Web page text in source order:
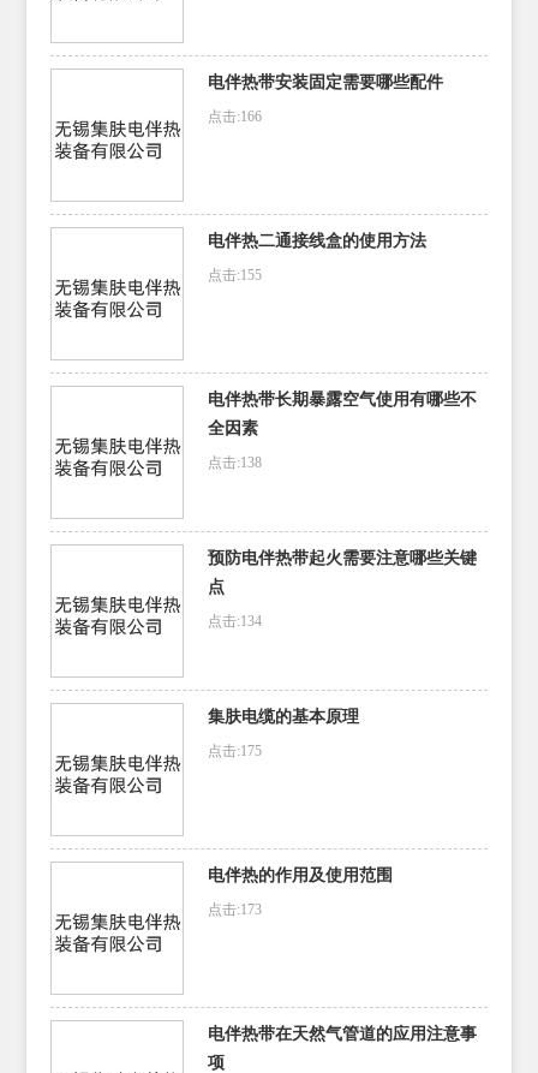
电伴热带安装固定需要哪些配件
点击:166
电伴热二通接线盒的使用方法
点击:155
电伴热带长期暴露空气使用有哪些不
全因素
点击:138
预防电伴热带起火需要注意哪些关键
点
点击:134
集肤电缆的基本原理
点击:175
电伴热的作用及使用范围
点击:173
电伴热带在天然气管道的应用注意事
项